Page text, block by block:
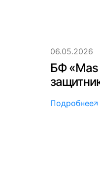
06.05.2026
БФ «Mas
Подробнее